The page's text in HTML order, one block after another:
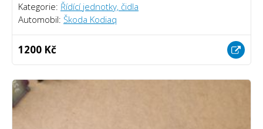
Kategorie: Řídící jednotky, čidla
Automobil: Škoda Kodiaq
1200 Kč